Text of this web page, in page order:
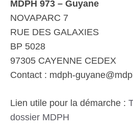
MDPH 973 – Guyane
NOVAPARC 7
RUE DES GALAXIES
BP 5028
97305 CAYENNE CEDEX
Contact : mdph-
Lien utile pour la démarche :
dossier MDPH